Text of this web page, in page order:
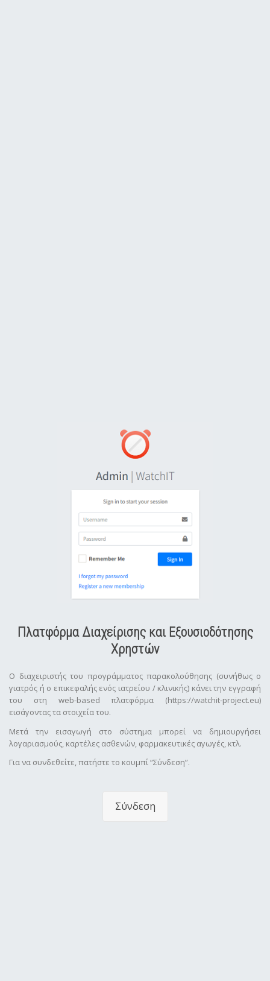
Πλατφόρμα Διαχείρισης και Εξουσιοδότησης
Χρηστών
Ο διαχειριστής του προγράμματος παρακολούθησης (συνήθως ο
γιατρός ή ο επικεφαλής ενός ιατρείου / κλινικής) κάνει την εγγραφή
του στη web-based πλατφόρμα (https://watchit-project.eu)
εισάγοντας τα στοιχεία του.
Μετά την εισαγωγή στο σύστημα μπορεί να δημιουργήσει
λογαριασμούς, καρτέλες ασθενών, φαρμακευτικές αγωγές, κτλ.
Για να συνδεθείτε, πατήστε το κουμπί “Σύνδεση”.
Σύνδεση